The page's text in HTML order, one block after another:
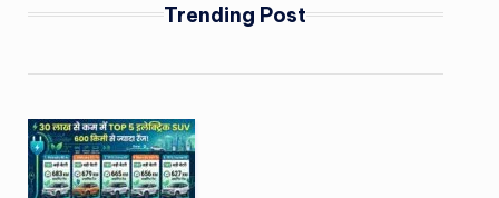
Trending Post